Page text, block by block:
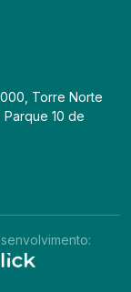
Torre Norte
Parque 10 de